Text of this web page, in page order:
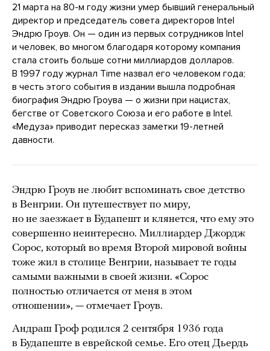
21 марта на 80-м году жизни умер бывший генеральный
директор и председатель совета директоров Intel
Эндрю Гроув. Он — один из первых сотрудников Intel
и человек, во многом благодаря которому компания
стала стоить больше сотни миллиардов долларов.
В 1997 году журнал Time назвал его человеком года;
в честь этого события в издании вышла подробная
биография Эндрю Гроува — о жизни при нацистах,
бегстве от Советского Союза и его работе в Intel.
«Медуза» приводит пересказ заметки 19-летней
давности.
Эндрю Гроув не любит вспоминать свое детство
в Венгрии. Он путешествует по миру,
но не заезжает в Будапешт и клянется, что ему это
совершенно неинтересно. Миллиардер Джордж
Сорос, который во время Второй мировой войны
тоже жил в столице Венгрии, называет те годы
самыми важными в своей жизни. «Сорос
полностью отличается от меня в этом
отношении», — отмечает Гроув.
Андраш Гроф родился 2 сентября 1936 года
в Будапеште в еврейской семье. Его отец Дьердь